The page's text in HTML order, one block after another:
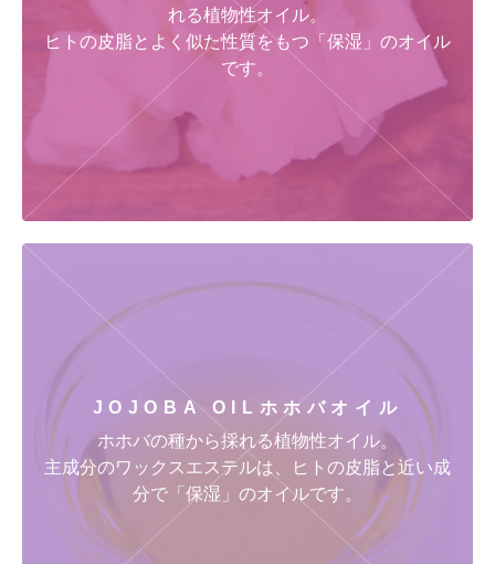
れる植物性オイル。
ヒトの皮脂とよく似た性質をもつ「保湿」のオイル
です。
JOJOBA OIL ホホバオイル
ホホバの種から採れる植物性オイル。
主成分のワックスエステルは、ヒトの皮脂と近い成
分で「保湿」のオイルです。